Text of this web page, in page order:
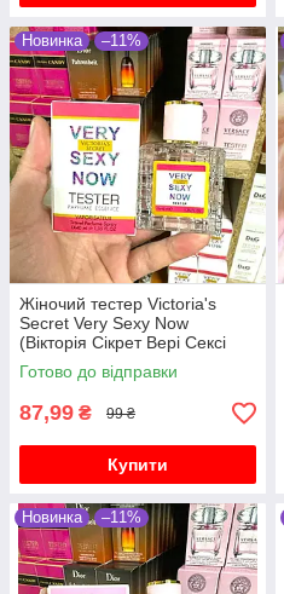
Новинка –11%
Жіночий тестер Victoria's
Secret Very Sexy Now
(Вікторія Сікрет Вері Сексі
Нау) 40 мл
Готово до відправки
87,99 ₴ 99 ₴
Купити
Новинка –11%